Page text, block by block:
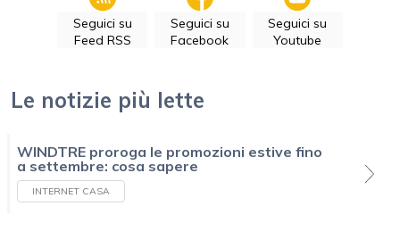
Seguici su
Feed RSS
Seguici su
Facebook
Seguici su
Youtube
Le notizie più lette
WINDTRE proroga le promozioni estive fino
a settembre: cosa sapere
INTERNET CASA